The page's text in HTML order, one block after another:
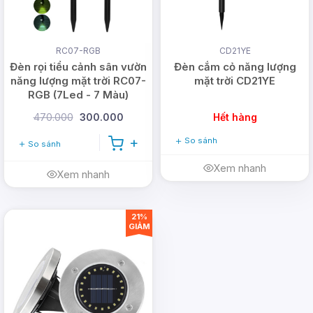
: Cho những ai ưa thích màu đóm
lửa (cam), đây quả là sự lựa chọn ưu tiên. Đèn
năng lượng mặt trời 3 trong 1 này có duy nhất một
màu ánh sáng đóm lửa cam, các chips led không
bị chi phối bởi các màu ánh sáng khác. Không
những vậy, chế độ sáng của đèn là nhấp nháy, tạo
RC07-RGB
Đèn rọi tiểu cảnh sân vườn
năng lượng mặt trời RC07-
RGB (7Led - 7 Màu)
470.000 300.000
So sánh
Xem nhanh
CD21YE
Đèn cắm cỏ năng lượng
mặt trời CD21YE
Hết hàng
So sánh
Xem nhanh
21%
GIẢM